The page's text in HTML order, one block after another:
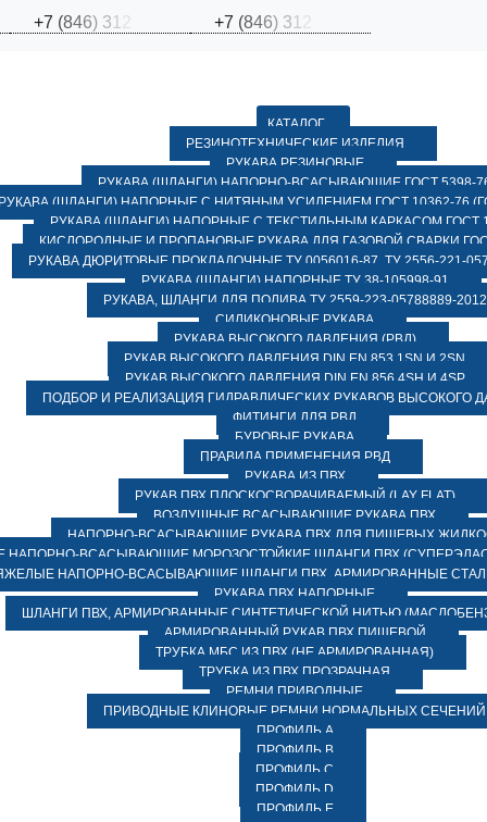
+7 (846) 31 +7 (846) 31
КАТАЛОГ
РЕЗИНОТЕХНИЧЕСКИЕ ИЗДЕЛИЯ
РУКАВА РЕЗИНОВЫЕ
РУКАВА (ШЛАНГИ) НАПОРНО-ВСАСЫВАЮЩИЕ ГОСТ 5398-
(ШЛАНГИ) НАПОРНЫЕ С НИТЯНЫМ УСИЛЕНИЕМ ГОСТ 10362-76
РУКАВА (ШЛАНГИ) НАПОРНЫЕ С ТЕКСТИЛЬНЫМ КАРКАСОМ ГОСТ
КИСЛОРОДНЫЕ И ПРОПАНОВЫЕ РУКАВА ДЛЯ ГАЗОВОЙ СВАРКИ
РУКАВА ДЮРИТОВЫЕ ПРОКЛАДОЧНЫЕ ТУ 0056016-87, ТУ 2556-221-
РУКАВА (ШЛАНГИ) НАПОРНЫЕ ТУ 38-105998-91
РУКАВА, ШЛАНГИ ДЛЯ ПОЛИВА ТУ 2559-223-05788889-2012
СИЛИКОНОВЫЕ РУКАВА
РУКАВА ВЫСОКОГО ДАВЛЕНИЯ (РВД)
РУКАВ ВЫСОКОГО ДАВЛЕНИЯ DIN EN 853 1SN И 2SN
РУКАВ ВЫСОКОГО ДАВЛЕНИЯ DIN EN 856 4SH И 4SP
ПОДБОР И РЕАЛИЗАЦИЯ ГИДРАВЛИЧЕСКИХ РУКАВОВ ВЫСОКОГО
ФИТИНГИ ДЛЯ РВД
БУРОВЫЕ РУКАВА
ПРАВИЛА ПРИМЕНЕНИЯ РВД
РУКАВА ИЗ ПВХ
РУКАВ ПВХ ПЛОСКОСВОРАЧИВАЕМЫЙ (LAY FLAT)
ВОЗДУШНЫЕ ВСАСЫВАЮЩИЕ РУКАВА ПВХ
НАПОРНО-ВСАСЫВАЮЩИЕ РУКАВА ПВХ ДЛЯ ПИЩЕВЫХ
НАПОРНО-ВСАСЫВАЮЩИЕ МОРОЗОСТОЙКИЕ ШЛАНГИ ПВХ
НАПОРНО-ВСАСЫВАЮЩИЕ ШЛАНГИ ПВХ, АРМИРОВАННЫЕ
РУКАВА ПВХ НАПОРНЫЕ
ШЛАНГИ ПВХ, АРМИРОВАННЫЕ СИНТЕТИЧЕСКОЙ НИТЬЮ
АРМИРОВАННЫЙ РУКАВ ПВХ ПИЩЕВОЙ
ТРУБКА МБС ИЗ ПВХ (НЕ АРМИРОВАННАЯ)
ТРУБКА ИЗ ПВХ ПРОЗРАЧНАЯ
РЕМНИ ПРИВОДНЫЕ
ПРИВОДНЫЕ КЛИНОВЫЕ РЕМНИ НОРМАЛЬНЫХ СЕЧЕНИЙ
ПРОФИЛЬ A
ПРОФИЛЬ B
ПРОФИЛЬ C
ПРОФИЛЬ D
ПРОФИЛЬ E